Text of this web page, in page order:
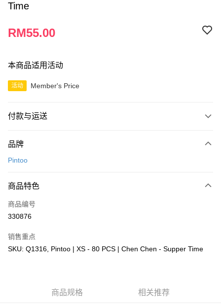
Time
RM55.00
本商品适用活动
活动 Member's Price
付款与运送
信用卡一次付清
相关说明
只有马来亚银行、联昌国际银行、大众银行、兴业银行、香港隆丰银行、伊
斯兰银行、AmBank、BSN Bank
Boost
GrabPay
Free Shipping (Min RM100.00) within West Malaysia!
品牌
Pintoo
商品特色
商品编号
330876
销售重点
SKU: Q1316, Pintoo | XS - 80 PCS | Chen Chen - Supper Time
商品规格 相关推荐